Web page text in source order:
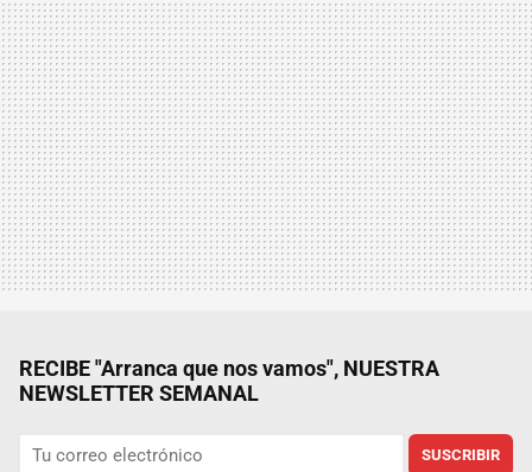
RECIBE "Arranca que nos vamos", NUESTRA
NEWSLETTER SEMANAL
SUSCRIBIR